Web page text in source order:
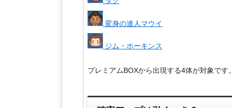
変身の達人マウイ
ジム・ホーキンス
プレミアムBOXから出現する4体が対象です。